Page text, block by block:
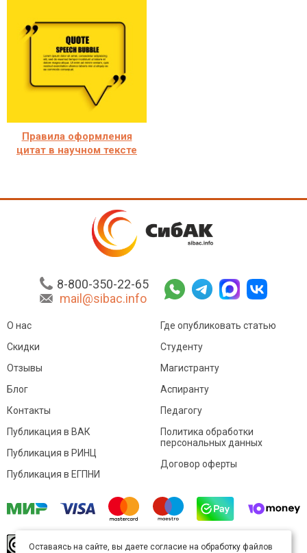
Правила оформления
цитат в научном тексте
8-800-350-22-65
mail@sibac.info
О нас
Скидки
Отзывы
Блог
Контакты
Где опубликовать статью
Студенту
Магистранту
Аспиранту
Педагогу
Публикация в ВАК
Публикация в РИНЦ
Публикация в ЕГПНИ
Политика обработки
персональных данных
Договор оферты
произведение доступно полицензии Creative
Оставаясь на сайте, вы даете согласие на обработку файлов